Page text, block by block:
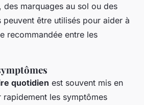
des marquages au sol ou des
peuvent être utilisés pour aider à
recommandée entre les
quotidien est souvent mis en
les symptômes